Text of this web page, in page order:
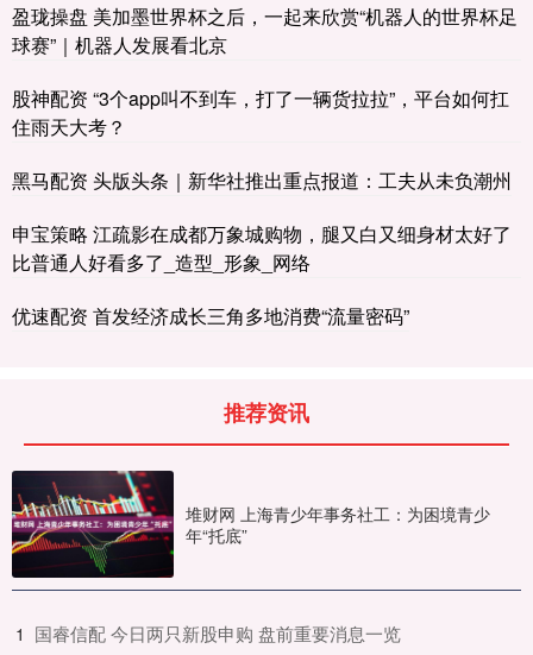
盈珑操盘 美加墨世界杯之后，一起来欣赏“机器人的世界杯足
球赛”｜机器人发展看北京
股神配资 “3个app叫不到车，打了一辆货拉拉”，平台如何扛
住雨天大考？
黑马配资 头版头条｜新华社推出重点报道：工夫从未负潮州
申宝策略 江疏影在成都万象城购物，腿又白又细身材太好了
比普通人好看多了_造型_形象_网络
优速配资 首发经济成长三角多地消费“流量密码”
推荐资讯
堆财网 上海青少年事务社工：为困境青少
年“托底”
1 ​国睿信配 今日两只新股申购 盘前重要消息一览